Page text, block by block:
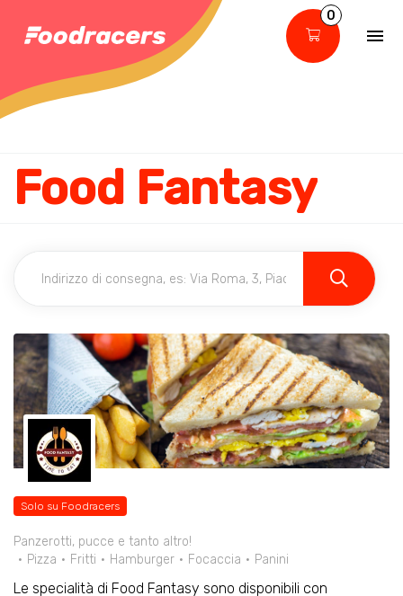
0
Food Fantasy
Solo su Foodracers
Panzerotti, pucce e tanto altro!
Pizza
Fritti Hamburger Focaccia Panini
Le specialità di Food Fantasy sono disponibili con